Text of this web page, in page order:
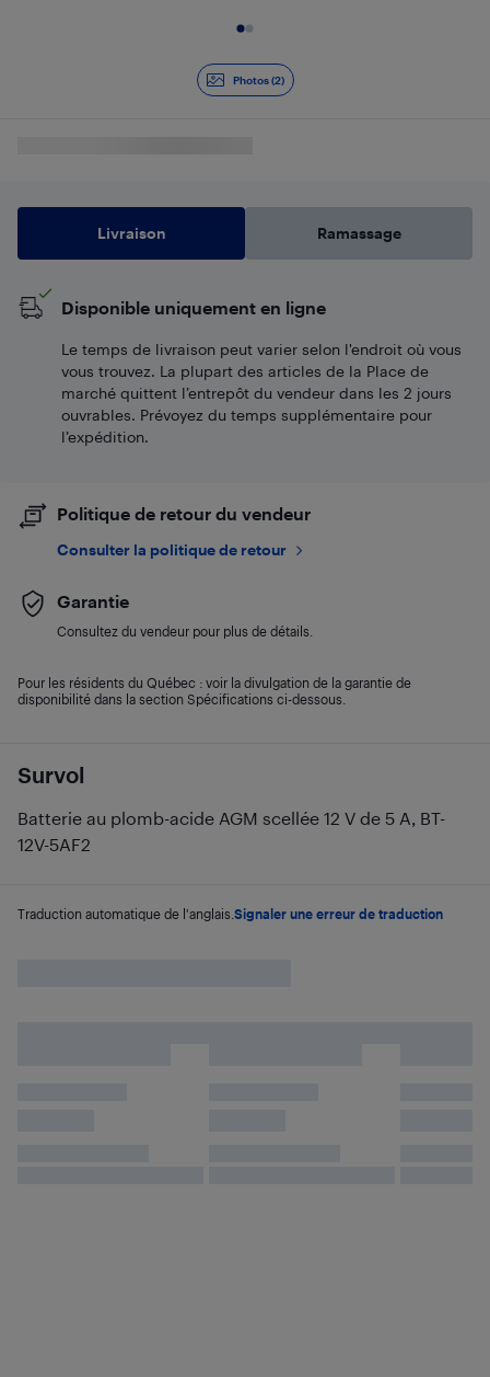
Photos (2)
Survol
Batterie au plomb-acide AGM scellée 12 V de 5 A, BT-
12V-5AF2
Traduction automatique de l'anglais. Signaler une erreur de traduction
Livraison Ramassage
Disponible uniquement en ligne
Le temps de livraison peut varier selon l'endroit où vous
vous trouvez. La plupart des articles de la Place de
marché quittent l’entrepôt du vendeur dans les 2 jours
ouvrables. Prévoyez du temps supplémentaire pour
l’expédition.
Politique de retour du vendeur
Consulter la politique de retour
Garantie
Consultez du vendeur pour plus de détails.
Pour les résidents du Québec : voir la divulgation de la garantie de
disponibilité dans la section Spécifications ci-dessous.